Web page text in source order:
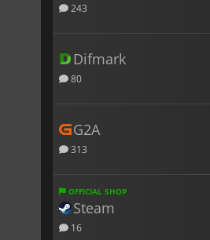
243
Difmark
80
G2A
313
OFFICIAL SHOP
Steam
16